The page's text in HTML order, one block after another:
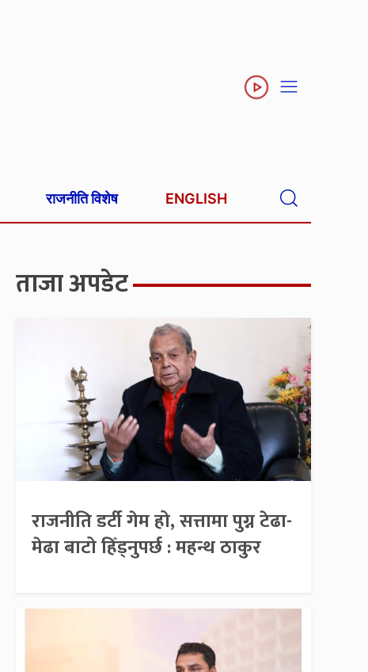
राजनीति विशेष ENGLISH
ताजा अपडेट
राजनीति डर्टी गेम हो, सत्तामा पुग्न टेढा-
मेढा बाटो हिँड्नुपर्छ : महन्थ ठाकुर